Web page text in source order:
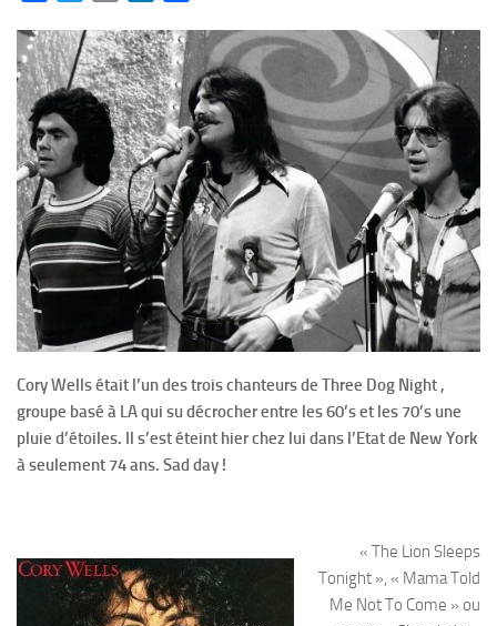
Cory Wells était l’un des trois chanteurs de Three Dog Night ,
groupe basé à LA qui su décrocher entre les 60’s et les 70’s une
pluie d’étoiles. Il s’est éteint hier chez lui dans l’Etat de New York
à seulement 74 ans. Sad day !
« The Lion Sleeps
Tonight », « Mama Told
Me Not To Come » ou